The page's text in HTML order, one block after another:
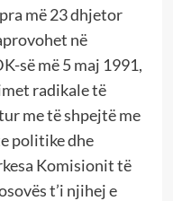
më 23 dhjetor
në
së më 5 maj 1991,
radikale të
me të shpejtë me
politike dhe
Komisionit të
t’i njihej e